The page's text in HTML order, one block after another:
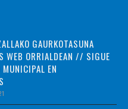
GAURKOTASUNA
WEB ORRIALDEAN // SIGUE
EN